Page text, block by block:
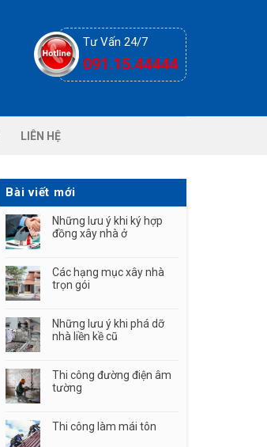
Tư Vấn 24/7
091.15.44444
LIÊN HỆ
Bài viết mới
Những lưu ý khi ký hợp
đồng xây nhà ở
Các hạng mục xây nhà
trọn gói
Những lưu ý khi phá dỡ
nhà liền kề cũ
Thi công đường điện âm
tường
Thi công làm mái tôn